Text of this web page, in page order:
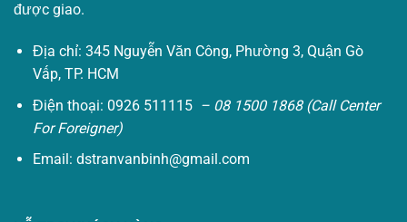
được giao.
Địa chỉ: 345 Nguyễn Văn Công, Phường 3, Quận Gò
Vấp, TP. HCM
Điện thoại: 0926 511115 – 08 1500 1868 (Call Center
For Foreigner)
Email: dstranvanbinh@gmail.com